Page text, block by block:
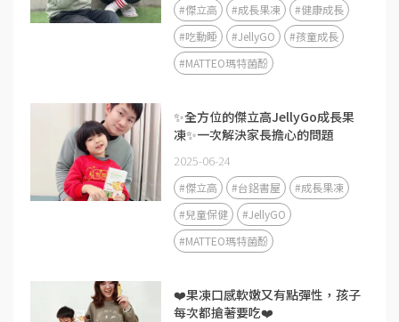
#傑立高 #成長果凍
#健康成長
#吃動睡
#JellyGO
#孩童成長
#MATTEO瑪特菌酚
✨全方位的傑立高JellyGo成長果
凍✨一次解決家長擔心的問題
2025-06-24
#傑立高 #台鋁書屋
#成長果凍
#兒童保健
#JellyGO
#MATTEO瑪特菌酚
❤️果凍口感軟嫩又有點彈性，孩子
每次都搶著要吃❤️